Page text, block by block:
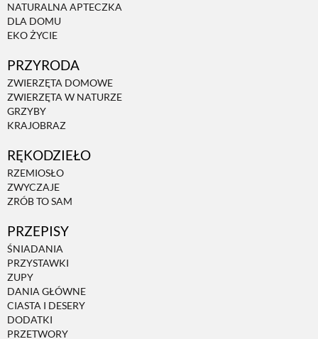
NATURALNA APTECZKA
DLA DOMU
EKO ŻYCIE
PRZYRODA
ZWIERZĘTA DOMOWE
ZWIERZĘTA W NATURZE
GRZYBY
KRAJOBRAZ
RĘKODZIEŁO
RZEMIOSŁO
ZWYCZAJE
ZRÓB TO SAM
PRZEPISY
ŚNIADANIA
PRZYSTAWKI
ZUPY
DANIA GŁÓWNE
CIASTA I DESERY
DODATKI
PRZETWORY